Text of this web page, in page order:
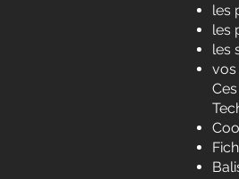
les
les
les
vos